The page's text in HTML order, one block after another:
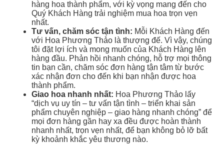
hàng hoa thành phẩm, với kỳ vọng mang đến cho
Quý Khách Hàng trải nghiệm mua hoa trọn vẹn
nhất.
Tư vấn, chăm sóc tận tình: Mỗi Khách Hàng đến
với Hoa Phương Thảo là thượng đế. Vì vậy, chúng
tôi đặt lợi ích và mong muốn của Khách Hàng lên
hàng đầu. Phản hồi nhanh chóng, hỗ trợ mọi thông
tin bạn cần, chăm sóc đơn hàng tận tâm từ bước
xác nhận đơn cho đến khi bạn nhận được hoa
thành phẩm.
Giao hoa nhanh nhất: Hoa Phương Thảo lấy
“dịch vụ uy tín – tư vấn tận tình – triển khai sản
phẩm chuyên nghiệp – giao hàng nhanh chóng” để
mọi đơn hàng gần hay xa đều được hoàn thành
nhanh nhất, trọn vẹn nhất, để bạn không bỏ lỡ bất
kỳ khoảnh khắc yêu thương nào.